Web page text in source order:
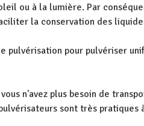
ou à la lumière. Par
la conservation des
pulvérisation pour pulvériser
n'avez plus besoin de
sont très pratiques